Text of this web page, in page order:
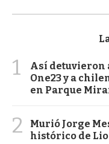
1
Así detuvieron
One23 y a
en Parque
2
Murió Jorge
histórico de